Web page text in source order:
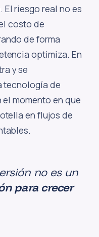
. El riesgo real no es
costo de
de forma
optimiza. En
y se
tecnología de
momento en que
en flujos de
no es un
para crecer